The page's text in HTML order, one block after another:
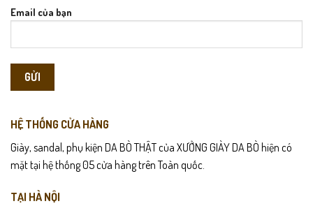
Email của bạn
HỆ THỐNG CỬA HÀNG
Giày, sandal, phụ kiện DA BÒ THẬT của XƯỞNG GIÀY DA BÒ hiện có
mặt tại hệ thống 05 cửa hàng trên Toàn quốc.
TẠI HÀ NỘI